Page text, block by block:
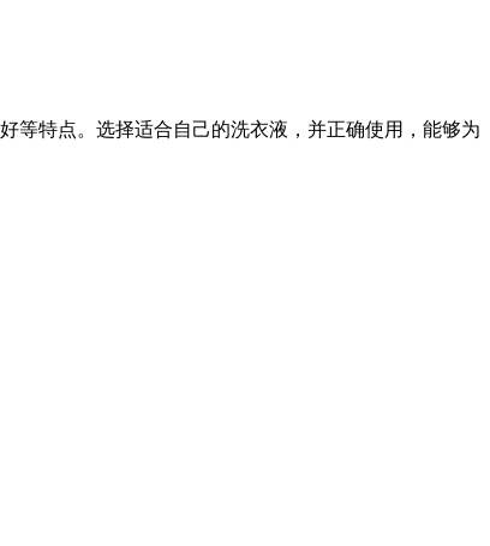
特点。选择适合自己的洗衣液，并正确使用，能够为